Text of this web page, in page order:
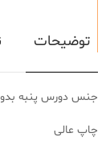
توضیحات
جنس دورس پنبه
چاپ عالی